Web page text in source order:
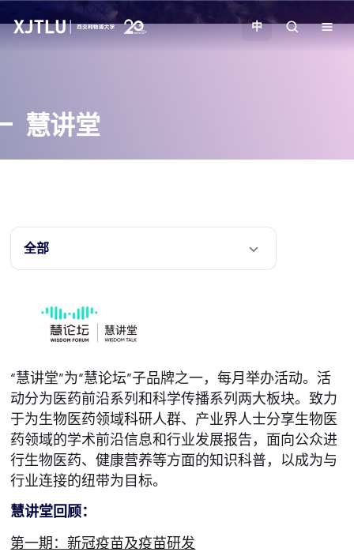
招生
学院
校园生活
关于我们
中
慧讲堂
全部
“慧讲堂”为“慧论坛”子品牌之一，每月举办活动。活
动分为医药前沿系列和科学传播系列两大板块。致力
于为生物医药领域科研人群、产业界人士分享生物医
药领域的学术前沿信息和行业发展报告，面向公众进
行生物医药、健康营养等方面的知识科普，以成为与
行业连接的纽带为目标。
慧讲堂回顾：
第一期：新冠疫苗及疫苗研发